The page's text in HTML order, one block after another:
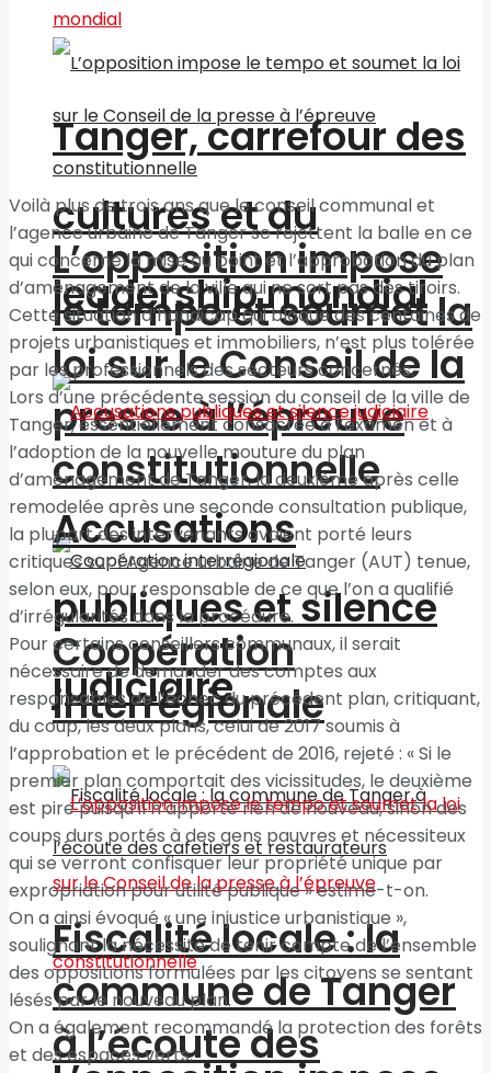
L’opposition impose
le tempo et soumet la
loi sur le Conseil de la
presse à l’épreuve
constitutionnelle
Coopération
interrégionale
Fiscalité locale : la
commune de Tanger
à l’écoute des
Tanger, carrefour des
cultures et du
leadership mondial
Accusations
publiques et silence
judiciaire
Voilà plus de trois ans que le conseil communal et
l’agence urbaine de Tanger se rejettent la balle en ce
qui concerne la mise au point et l’approbation du plan
d’aménagement de la ville qui ne sort pas des tiroirs.
Cette situation d’handicap qui bloque des centaines de
projets urbanistiques et immobiliers, n’est plus tolérée
par les professionnels des secteurs concernés.
Lors d’une précédente session du conseil de la ville de
Tanger, essentiellement consacrée à l’examen et à
l’adoption de la nouvelle mouture du plan
d’aménagement de Tanger, la deuxième après celle
remodelée après une seconde consultation publique,
la plupart des intervenants avaient porté leurs
critiques sur l’Agence urbaine de Tanger (AUT) tenue,
selon eux, pour responsable de ce que l’on a qualifié
d’irrégularités dans la procédure.
Pour certains conseillers communaux, il serait
nécessaire de demander des comptes aux
responsables de l’échec du précédent plan, critiquant,
du coup, les deux plans, celui de 2017 soumis à
l’approbation et le précédent de 2016, rejeté : « Si le
premier plan comportait des vicissitudes, le deuxième
est pire puisqu’il n’apporte rien de nouveau, sinon des
coups durs portés à des gens pauvres et nécessiteux
qui se verront confisquer leur propriété unique par
expropriation pour utilité publique » estime-t-on.
On a ainsi évoqué « une injustice urbanistique »,
soulignant la nécessité de tenir compte de l’ensemble
des oppositions formulées par les citoyens se sentant
lésés par le nouveau plan.
On a également recommandé la protection des forêts
et des espaces verts.